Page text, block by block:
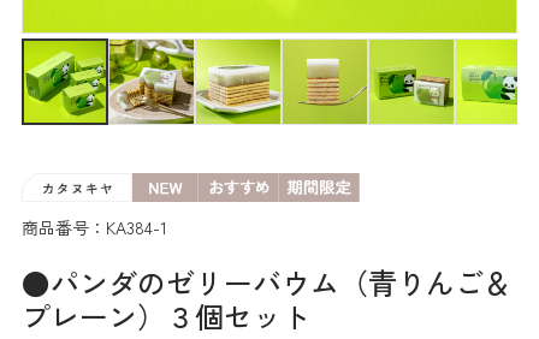
商品番号：KA384-1
●パンダのゼリーバウム（青りんご＆
プレーン）３個セット